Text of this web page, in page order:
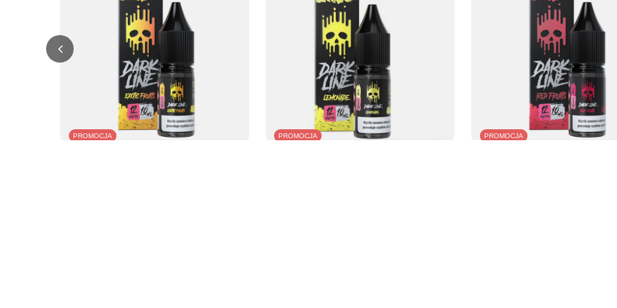
PROMOCJA